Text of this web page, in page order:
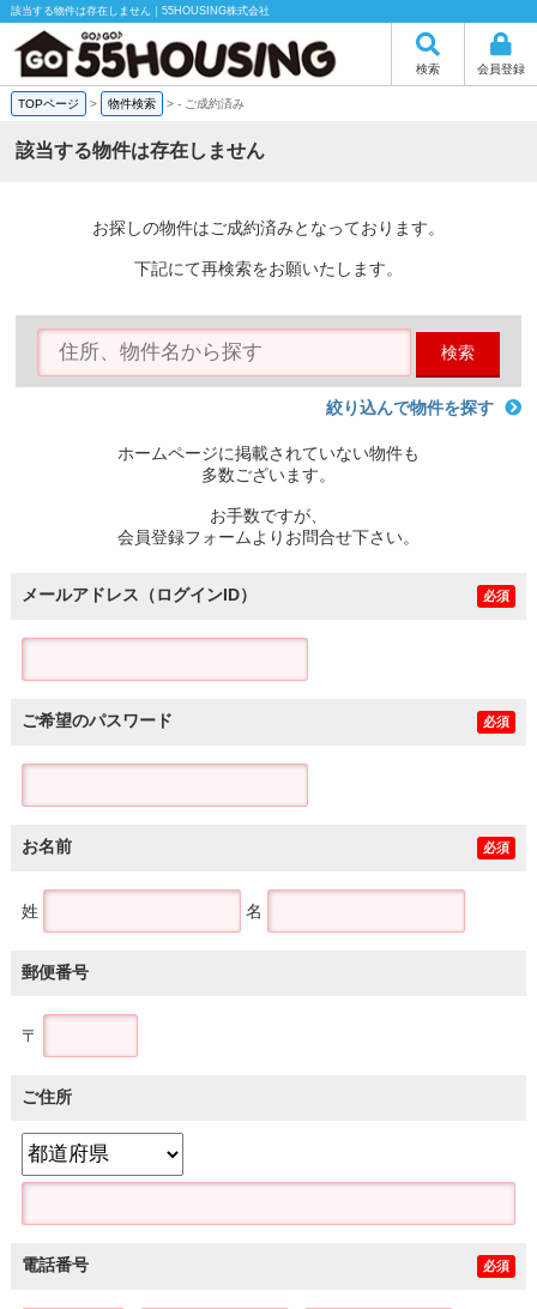
該当する物件は存在しません｜55HOUSING株式会社
検索 会員登録
TOPページ > 物件検索 >- ご成約済み
該当する物件は存在しません
お探しの物件はご成約済みとなっております。
下記にて再検索をお願いたします。
検索
絞り込んで物件を探す
ホームページに掲載されていない物件も
多数ございます。
お手数ですが、
会員登録フォームよりお問合せ下さい。
メールアドレス（ログインID） 必須
ご希望のパスワード 必須
お名前 必須
姓 名
郵便番号
〒
ご住所
電話番号 必須